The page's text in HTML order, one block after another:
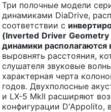
Три полочные модели
динамиками DiaDrive,
соответствии с
(Inverted Driver Geometry
динамики
выровнять расстояния,
слушателя звуковые
характерная черта
годов. Двухполосные
и LX-5 MkII расширяют
конфигурации D'Appolito,